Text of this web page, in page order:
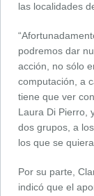
las localidades
podremos dar
acción, no sólo
computación, a
tiene que ver
Laura Di Pierro,
dos grupos, a
los que se
Por su parte,
indicó que el